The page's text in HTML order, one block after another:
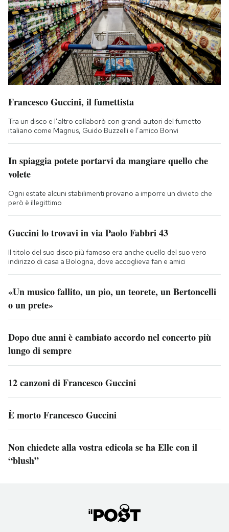
Francesco Guccini, il fumettista
Tra un disco e l’altro collaborò con grandi autori del fumetto
italiano come Magnus, Guido Buzzelli e l’amico Bonvi
In spiaggia potete portarvi da mangiare quello che
volete
Ogni estate alcuni stabilimenti provano a imporre un divieto che
però è illegittimo
Guccini lo trovavi in via Paolo Fabbri 43
Il titolo del suo disco più famoso era anche quello del suo vero
indirizzo di casa a Bologna, dove accoglieva fan e amici
«Un musico fallito, un pio, un teorete, un Bertoncelli
o un prete»
Dopo due anni è cambiato accordo nel concerto più
lungo di sempre
12 canzoni di Francesco Guccini
È morto Francesco Guccini
Non chiedete alla vostra edicola se ha Elle con il
“blush”